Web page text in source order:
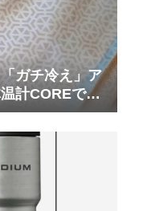
ガチ冷え」ア
計COREで測